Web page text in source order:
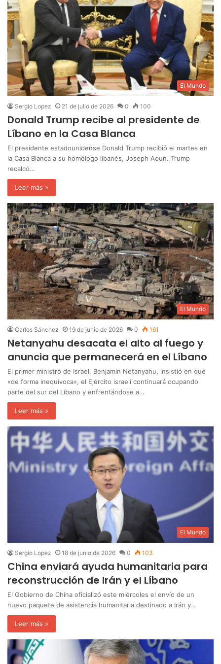
El Mundo
Sergio Lopez 21 de julio de 2026 0 100
Donald Trump recibe al presidente de
Líbano en la Casa Blanca
‎El presidente estadounidense Donald Trump recibió el martes en
la Casa Blanca a su homólogo libanés, Joseph Aoun. Trump
recalcó…
Leer más »
El Mundo
Carlos Sánchez 19 de junio de 2026 0 161
Netanyahu desacata el alto al fuego y
anuncia que permanecerá en el Líbano
El primer ministro de Israel, Benjamín Netanyahu, insistió en que
«de forma inequívoca», el Ejército israelí continuará ocupando
parte del sur del Líbano y enfrentándose a…
Leer más »
El Mundo
Sergio Lopez 18 de junio de 2026 0 103
China enviará ayuda humanitaria para
reconstrucción de Irán y el Líbano
El Gobierno de China oficializó este miércoles el envío de un
nuevo paquete de asistencia humanitaria destinado a Irán y…
Leer más »